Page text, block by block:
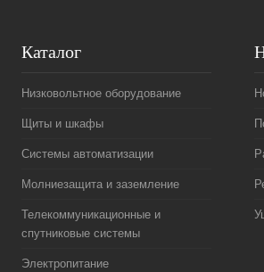
Каталог
Низковольтное оборудование
Щиты и шкафы
Системы автоматизации
Молниезащита и заземление
Телекоммуникационные и
спутниковые системы
Электропитание